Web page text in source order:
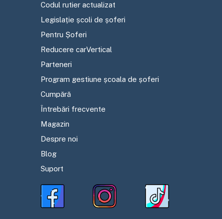
Codul rutier actualizat
Legislație școli de șoferi
Pentru Șoferi
Reducere carVertical
Parteneri
Program gestiune școala de șoferi
Cumpără
Întrebări frecvente
Magazin
Despre noi
Blog
Suport